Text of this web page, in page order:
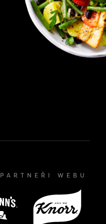
PARTNEŘI WEBU